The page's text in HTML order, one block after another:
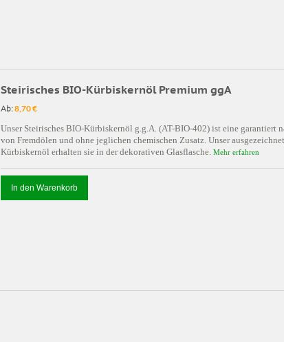
Steirisches BIO-Kürbiskernöl Premium ggA
Ab:8,70 €
Unser Steirisches BIO-Kürbiskernöl g.g.A. (AT-BIO-402) ist eine garantiert
von Fremdölen und ohne jeglichen chemischen Zusatz. Unser
Kürbiskernöl erhalten sie in der dekorativen Glasflasche. Mehr erfahren
In den Warenkorb